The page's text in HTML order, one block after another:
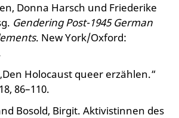
Donna Harsch und Friederike
Gendering Post-1945 German
. New York/Oxford:
Holocaust queer erzählen.“
86–110.
Bosold, Birgit. Aktivistinnen des